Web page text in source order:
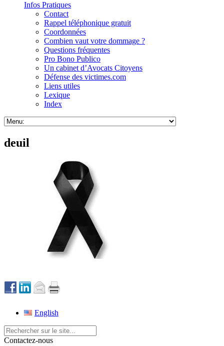
Infos Pratiques
Contact
Rappel téléphonique gratuit
Coordonnées
Combien vaut votre dommage ?
Questions fréquentes
Pro Bono Publico
Un cabinet d’Avocats Citoyens
Défense des victimes.com
Liens utiles
Lexique
Index
deuil
English
Contactez-nous